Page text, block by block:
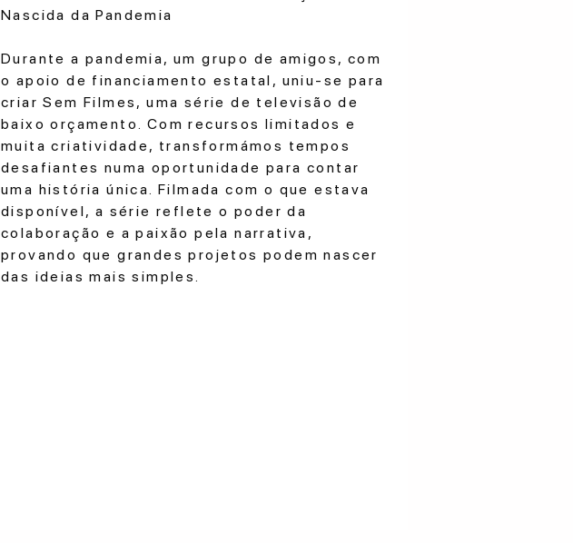
Nascida da Pandemia
Durante a pandemia, um grupo de amigos, com
o apoio de financiamento estatal, uniu-se para
criar Sem Filmes, uma série de televisão de
baixo orçamento. Com recursos limitados e
muita criatividade, transformámos tempos
desafiantes numa oportunidade para contar
uma história única. Filmada com o que estava
disponível, a série reflete o poder da
colaboração e a paixão pela narrativa,
provando que grandes projetos podem nascer
das ideias mais simples.